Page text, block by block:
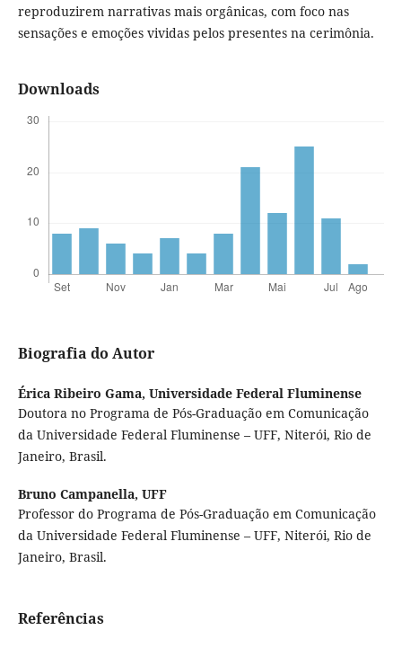
reproduzirem narrativas mais orgânicas, com foco nas
sensações e emoções vividas pelos presentes na cerimônia.
Downloads
Biografia do Autor
Érica Ribeiro Gama, Universidade Federal Fluminense
Doutora no Programa de Pós-Graduação em Comunicação
da Universidade Federal Fluminense – UFF, Niterói, Rio de
Janeiro, Brasil.
Bruno Campanella, UFF
Professor do Programa de Pós-Graduação em Comunicação
da Universidade Federal Fluminense – UFF, Niterói, Rio de
Janeiro, Brasil.
Referências